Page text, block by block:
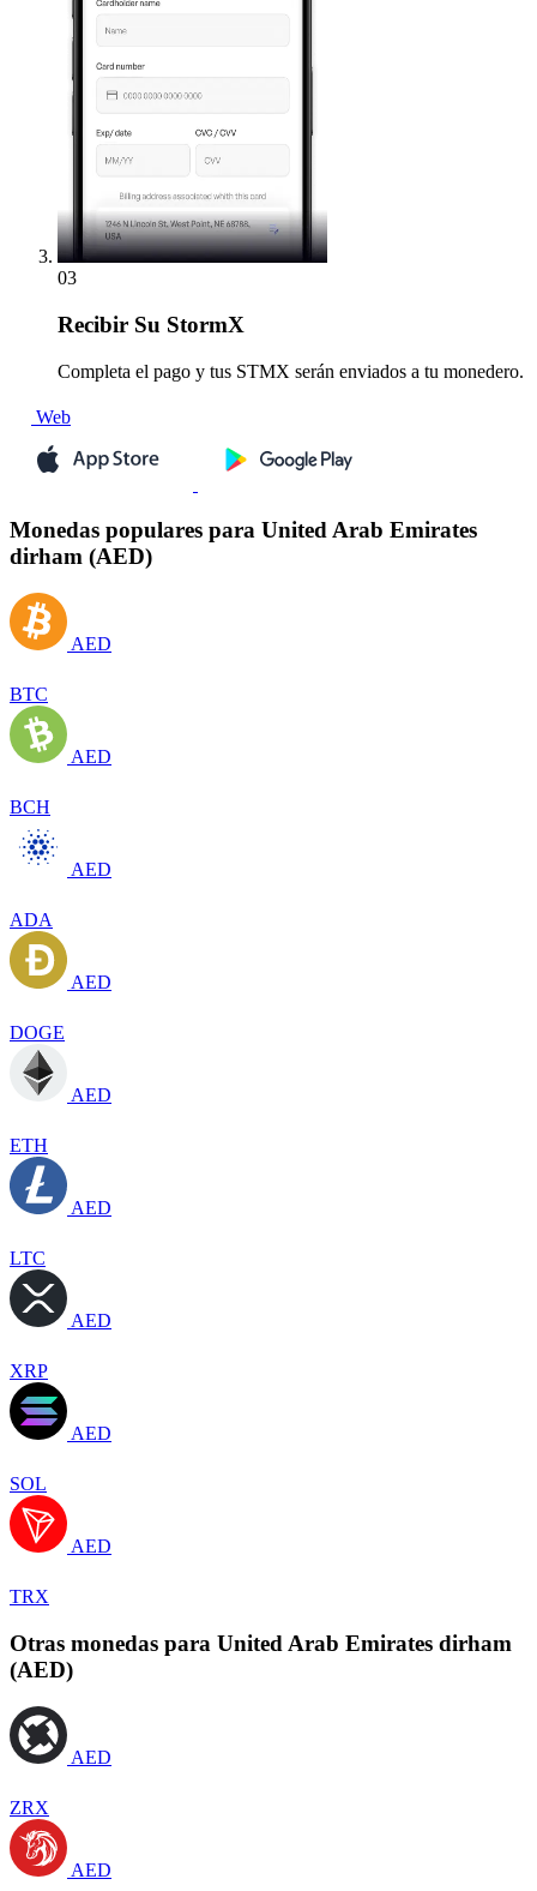
03
Recibir Su StormX
Completa el pago y tus STMX serán enviados a tu monedero.
Web
Monedas populares para United Arab Emirates
dirham (AED)
AED
BTC
AED
BCH
AED
ADA
AED
DOGE
AED
ETH
AED
LTC
AED
XRP
AED
SOL
AED
TRX
Otras monedas para United Arab Emirates dirham
(AED)
AED
ZRX
AED